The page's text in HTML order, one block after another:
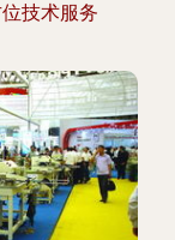
技术服务